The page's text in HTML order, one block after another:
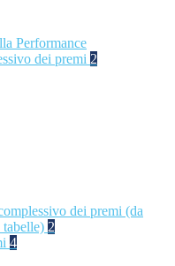
Performance
dei premi 2
dei premi (da
2
4